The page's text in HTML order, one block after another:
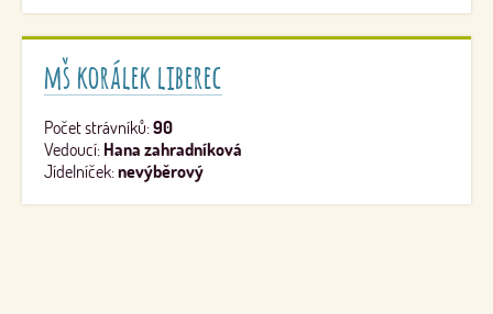
mš korálek liberec
Počet strávníků:90
Vedoucí: Hana zahradníková
Jídelníček:nevýběrový